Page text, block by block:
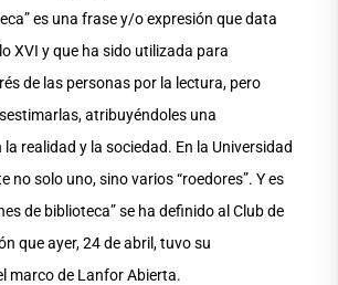
es una frase y/o expresión que data
XVI y que ha sido utilizada para
de las personas por la lectura, pero
atribuyéndoles una
realidad y la sociedad. En la Universidad
no solo uno, sino varios “roedores”. Y es
de biblioteca” se ha definido al Club de
que ayer, 24 de abril, tuvo su
marco de Lanfor Abierta.